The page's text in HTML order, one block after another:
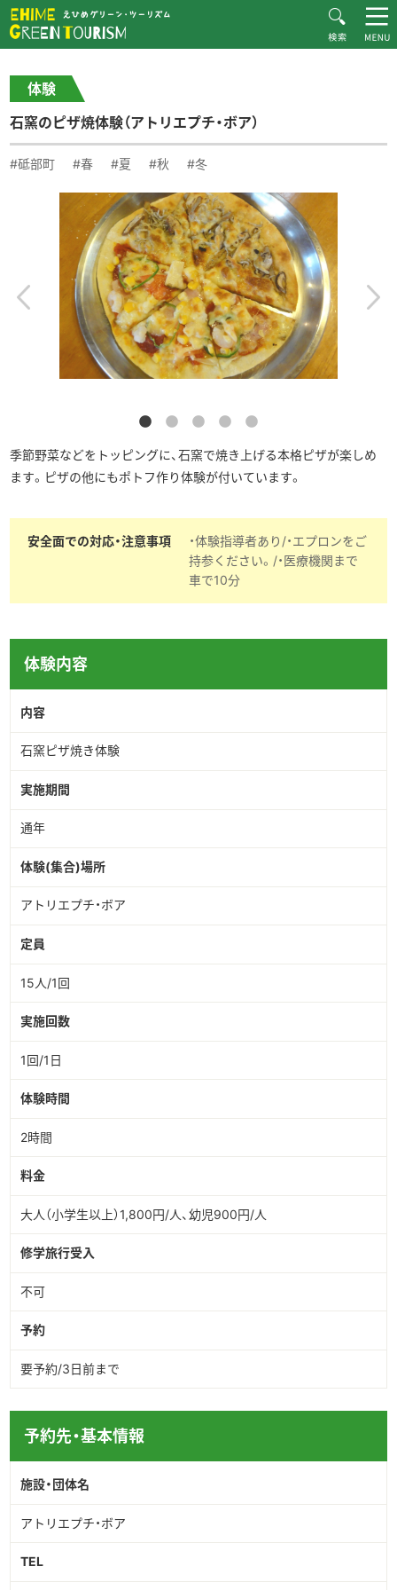
お知らせ
おすすめプラン
体験・施設紹介
ムービー
愛媛県グリーン・ツーリズム推進協議会について
サイトマップ
体験
石窯のピザ焼体験（アトリエプチ・ボア）
#砥部町 #春 #夏 #秋 #冬
季節野菜などをトッピングに、石窯で焼き上げる本格ピザが楽しめ
ます。ピザの他にもポトフ作り体験が付いています。
安全面での対応・注意事項
・体験指導者あり/・エプロンをご
持参ください。/・医療機関まで
車で10分
体験内容
内容
石窯ピザ焼き体験
実施期間
通年
体験(集合)場所
アトリエプチ・ボア
定員
15人/1回
実施回数
1回/1日
体験時間
2時間
料金
大人（小学生以上）1,800円/人、幼児900円/人
修学旅行受入
不可
予約
要予約/3日前まで
予約先・基本情報
施設・団体名
アトリエプチ・ボア
TEL